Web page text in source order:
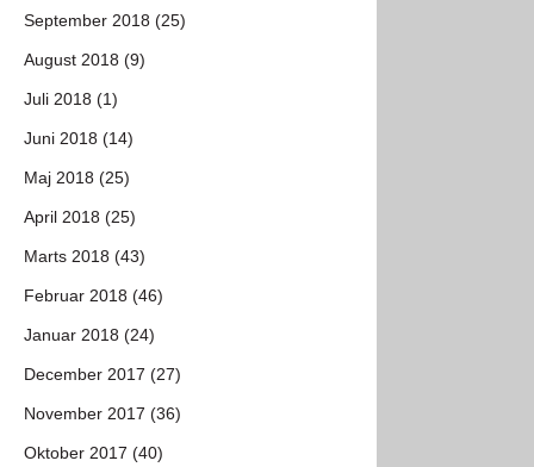
September 2018 (25)
August 2018 (9)
Juli 2018 (1)
Juni 2018 (14)
Maj 2018 (25)
April 2018 (25)
Marts 2018 (43)
Februar 2018 (46)
Januar 2018 (24)
December 2017 (27)
November 2017 (36)
Oktober 2017 (40)